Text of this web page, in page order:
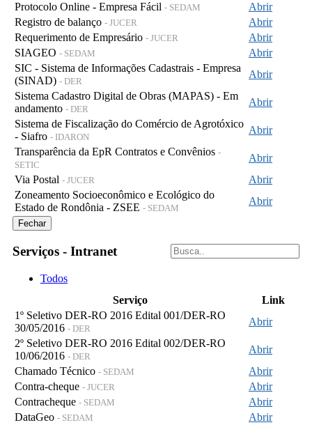
Protocolo Online - Empresa Fácil - SEDAM
Abrir
Registro de balanço - JUCER
Abrir
Requerimento de Empresário - JUCER
Abrir
SIAGEO - SEDAM
Abrir
SIC - Sistema de Informações Cadastrais - Empresa
(SINAD) - DER
Abrir
Sistema Cadastro Digital de Obras (MAPAS) - Em
andamento - DER
Abrir
Sistema de Fiscalização do Comércio de Agrotóxico
- Siafro - IDARON
Abrir
Transparência da EpR Contratos e Convênios -
SETIC
Abrir
Via Postal - JUCER
Abrir
Zoneamento Socioeconômico e Ecológico do
Estado de Rondônia - ZSEE - SEDAM
Abrir
Fechar
Serviços - Intranet
Todos
Serviço
Link
1º Seletivo DER-RO 2016 Edital 001/DER-RO
30/05/2016 - DER
Abrir
2º Seletivo DER-RO 2016 Edital 002/DER-RO
10/06/2016 - DER
Abrir
Chamado Técnico - SEDAM
Abrir
Contra-cheque - JUCER
Abrir
Contracheque - SEDAM
Abrir
DataGeo - SEDAM
Abrir